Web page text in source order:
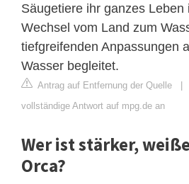
Säugetiere ihr ganzes Leben
Wechsel vom Land zum
tiefgreifenden Anpassungen
Wasser begleitet.
Antrag auf Entfernung der Quelle |
vollständige Antwort auf mpg.de an
Wer ist stärker,
Orca?